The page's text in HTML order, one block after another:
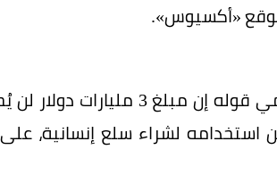
«أكسيوس».
ونقل الموقع عن مصدر إقليمي
استخدامه لشراء سلع إنسانية،